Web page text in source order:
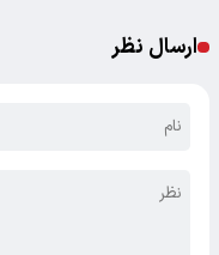
ارسال نظر